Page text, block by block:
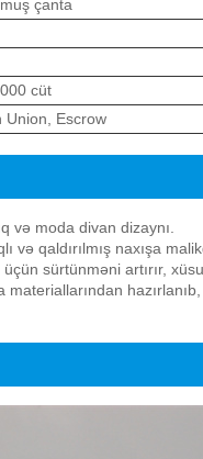
çanta
cüt
Union, Escrow
və moda divan dizaynı.
və qaldırılmış naxışa
sürtünməni artırır,